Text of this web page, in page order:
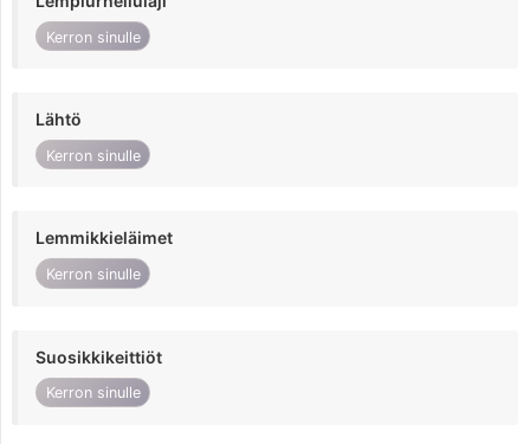
Kerron sinulle
Lähtö
Kerron sinulle
Lemmikkieläimet
Kerron sinulle
Suosikkikeittiöt
Kerron sinulle